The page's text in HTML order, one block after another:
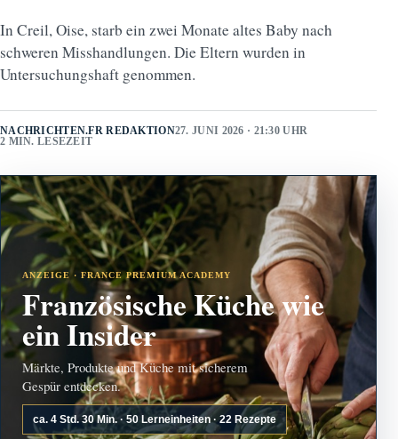
In Creil, Oise, starb ein zwei Monate altes Baby nach
schweren Misshandlungen. Die Eltern wurden in
Untersuchungshaft genommen.
NACHRICHTEN.FR REDAKTION27. JUNI 2026 · 21:30 UHR
2 MIN. LESEZEIT
ANZEIGE · FRANCE PREMIUM ACADEMY
Französische Küche wie
ein Insider
Märkte, Produkte und Küche mit sicherem
Gespür entdecken.
ca. 4 Std. 30 Min. · 50 Lerneinheiten · 22 Rezepte